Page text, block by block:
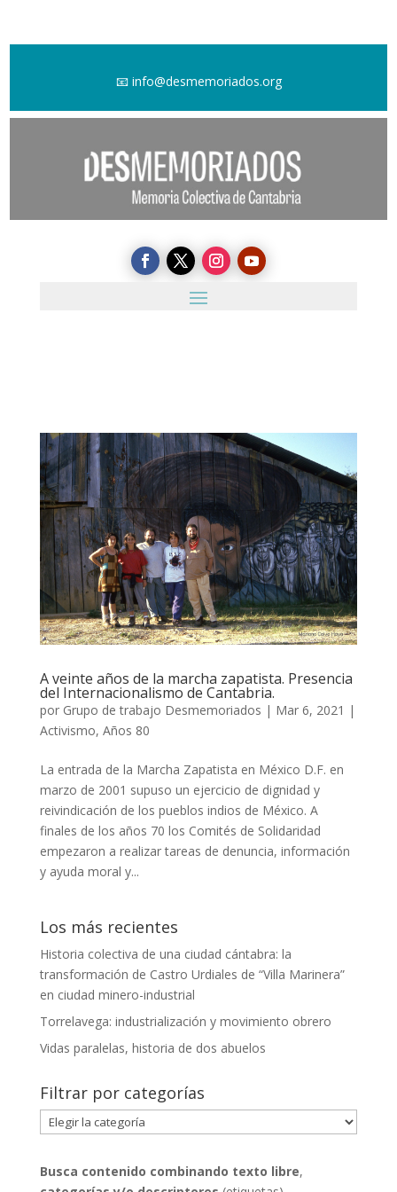
📧 info@desmemoriados.org
A veinte años de la marcha zapatista. Presencia
del Internacionalismo de Cantabria.
por Grupo de trabajo Desmemoriados | Mar 6, 2021 |
Activismo, Años 80
La entrada de la Marcha Zapatista en México D.F. en
marzo de 2001 supuso un ejercicio de dignidad y
reivindicación de los pueblos indios de México. A
finales de los años 70 los Comités de Solidaridad
empezaron a realizar tareas de denuncia, información
y ayuda moral y...
Los más recientes
Historia colectiva de una ciudad cántabra: la
transformación de Castro Urdiales de “Villa Marinera”
en ciudad minero-industrial
Torrelavega: industrialización y movimiento obrero
Vidas paralelas, historia de dos abuelos
Filtrar por categorías
Filtrar
por
Busca contenido combinando texto libre,